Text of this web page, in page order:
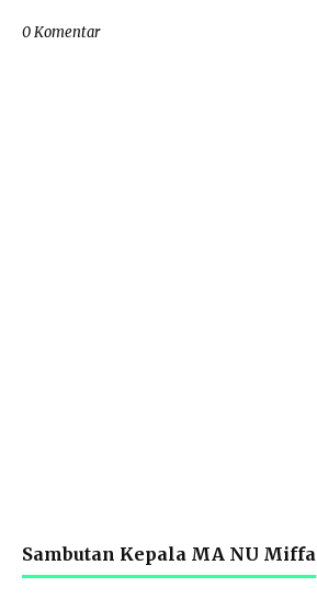
0 Komentar
Sambutan Kepala MA NU Miffa